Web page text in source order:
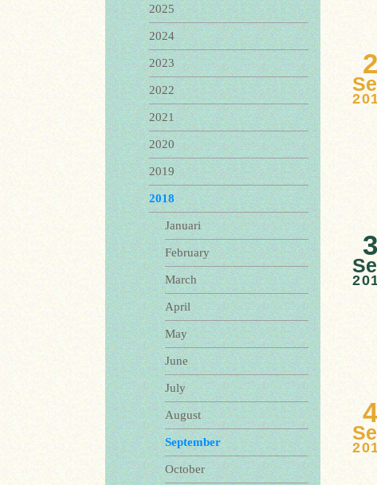
2025
2024
2023
2022
2021
2020
2019
2018
Januari
February
March
April
May
June
July
August
September
October
2
3
4